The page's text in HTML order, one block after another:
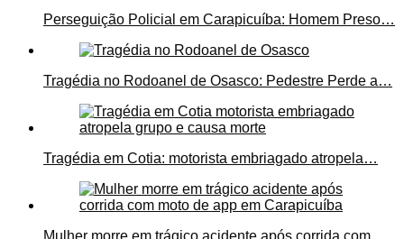
Perseguição Policial em Carapicuíba: Homem Preso…
Tragédia no Rodoanel de Osasco: Pedestre Perde a…
Tragédia em Cotia: motorista embriagado atropela…